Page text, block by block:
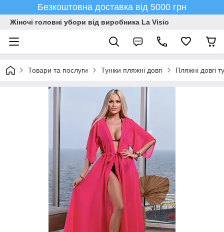
Безкоштовна доставка від 5000 грн
Жіночі головні убори від виробника La Visio
Товари та послуги Туніки пляжні довгі Пляжні довгі